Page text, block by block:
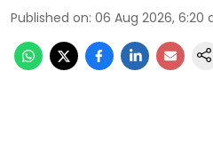
Published on: 06 Aug 2026, 6:20